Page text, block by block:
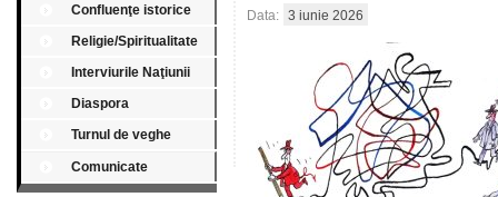
Confluenţe istorice
Religie/Spiritualitate
Interviurile Naţiunii
Diaspora
Turnul de veghe
Comunicate
Data: 3 iunie 2026